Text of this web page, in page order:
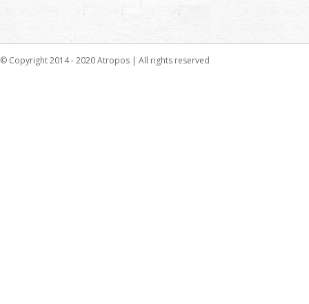
© Copyright 2014 - 2020 Atropos | All rights reserved